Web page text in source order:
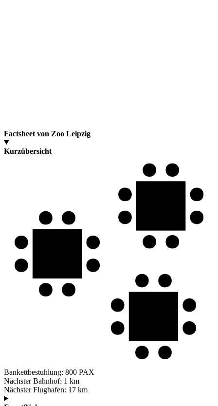
Factsheet von Zoo Leipzig
Kurzübersicht
Bankettbestuhlung: 800 PAX
Nächster Bahnhof: 1 km
Nächster Flughafen: 17 km